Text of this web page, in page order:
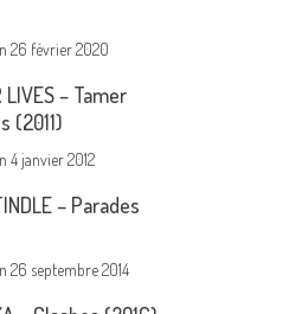
26 février 2020
LIVES – Tamer
(2011)
4 janvier 2012
– Parades
26 septembre 2014